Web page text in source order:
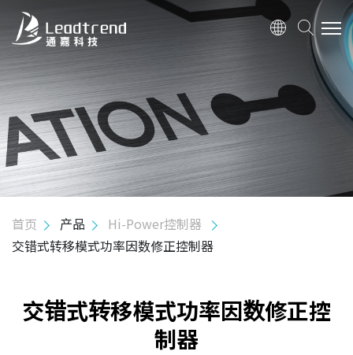
关于我们
产品
Hi-Power 控制器
交错式转移模式功率因数修正控制器
功率因数校正集成LLC谐振转换控制器
转移模式功率因子修正控制器
AHB控制器
首页 产品
Hi-Power控制器
交错式转移模式功率因数修正控制器
交错式转移模式功率因数修正控
制器